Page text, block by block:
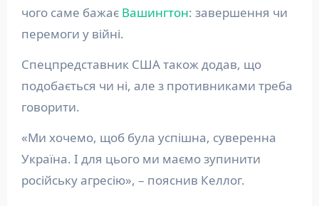
чого саме бажає Вашингтон: завершення чи
перемоги у війні.
Спецпредставник США також додав, що
подобається чи ні, але з противниками треба
говорити.
«Ми хочемо, щоб була успішна, суверенна
Україна. І для цього ми маємо зупинити
російську агресію», – пояснив Келлог.